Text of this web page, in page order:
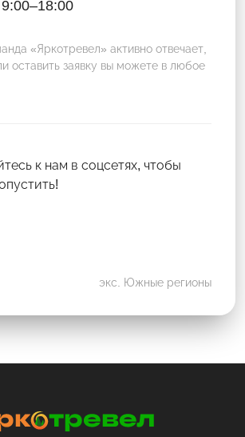
9:00–18:00
«Яркотревел» активно отвечает,
оставить заявку вы можете в любое
к нам в соцсетях, чтобы
экс. Южные регионы